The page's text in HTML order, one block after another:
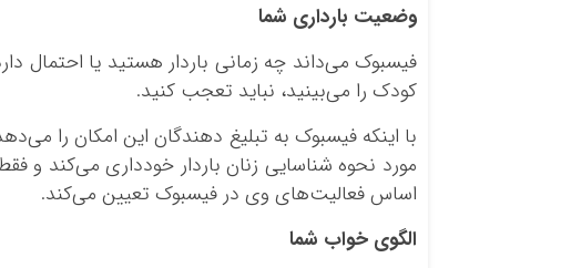
وضعیت بارداری شما
فیسبوک می‌داند چه زمانی باردار هستید یا احتمال
کودک را می‌بینید، نباید تعجب کنید.
با اینکه فیسبوک به تبلیغ دهندگان این امکان را
مورد نحوه شناسایی زنان باردار خودداری می‌کند و
اساس فعالیت‌های وی در فیسبوک تعیین می‌کند.
الگوی خواب شما